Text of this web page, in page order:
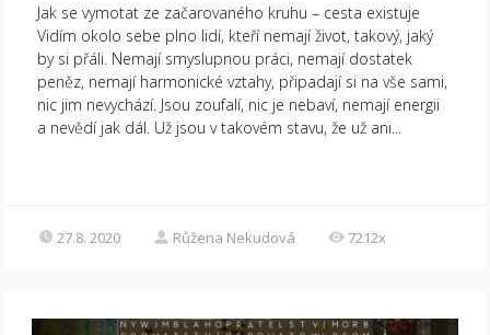
Jak se vymotat ze začarovaného kruhu – cesta existuje
Vidím okolo sebe plno lidí, kteří nemají život, takový, jaký
by si přáli. Nemají smyslupnou práci, nemají dostatek
peněz, nemají harmonické vztahy, připadají si na vše sami,
nic jim nevychází. Jsou zoufalí, nic je nebaví, nemají energii
a nevědí jak dál. Už jsou v takovém stavu, že už ani...
27.8. 2020 Růžena Nekudová 7212x